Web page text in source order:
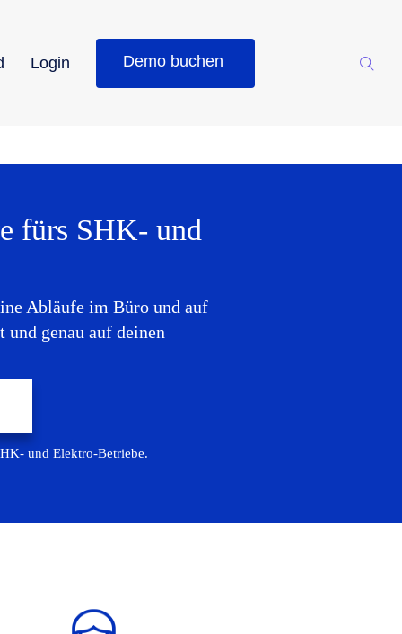
Login Demo buchen
Abläufe im Büro und auf
genau auf deinen
fürs SHK- und
und Elektro-Betriebe.